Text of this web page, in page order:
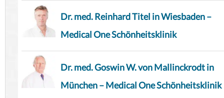
Dr. med. Reinhard Titel in Wiesbaden –
Medical One Schönheitsklinik
Dr. med. Goswin W. von Mallinckrodt in
München – Medical One Schönheitsklinik